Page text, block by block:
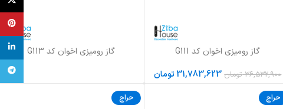
افزودن به سبد خرید
گاز رومیزی اخوان کد G111
36,532,900 تومان 31,783,623تومان
اطلاعات بیشترگاز رومیزی اخوان کد G113
حراج حراج
تلگرام